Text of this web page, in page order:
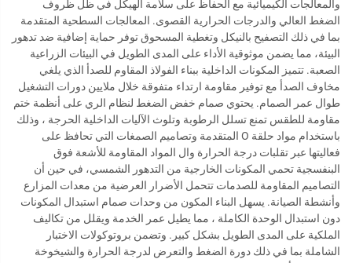
والمعالجات الكيميائية مع الحفاظ على سلامة الهيكل في ظل ظروف
الضغط العالي والدرجات الحرارية القصوى. المعالجات السطحية المتقدمة
بما في ذلك التصفيح بالنيكل وتغطية المسحوق توفر حماية إضافية ضد تدهور
البيئة، مما يضمن موثوقية الأداء على المدى الطويل في البيئات الزراعية
الصعبة. تتميز المكونات الداخلية ببناء الفولاذ المقاوم للصدأ الذي يلغي
مخاوف الصدأ مع توفير مقاومة ارتداء متفوقة خلال ملايين دورات التشغيل
طوال عمر الصمام. يحتوي صمام خفض الضغط لنظام الري على أنظمة ختم
مقاومة للطقس تمنع تسلل الرطوبة وتلوث الآليات الداخلية الحرجة ، وذلك
باستخدام مواد حلقة O المتقدمة وتصاميم الصمغات التي تحافظ على
فعاليتها عبر تقلبات درجة الحرارة وال المواد المقاومة للأشعة فوق
البنفسجية تحمي المكونات الخارجية من التدهور الشمسي، في حين أن
التصاميم المقاومة للصدمات تتحمل الأضرار العرضية من معدات المزارع
وأنشطة الصيانة. يسهل البناء المكون من وحدات صمام استبدال المكونات
دون استبدال الوحدة الكاملة ، مما يطيل عمر الخدمة ويقلل من تكاليف
الملكية على المدى الطويل بشكل كبير. وتضمن بروتوكولات الاختبار
الشاملة بما في ذلك دورة الضغط والتعرض لدرجة الحرارة والشيخوخة